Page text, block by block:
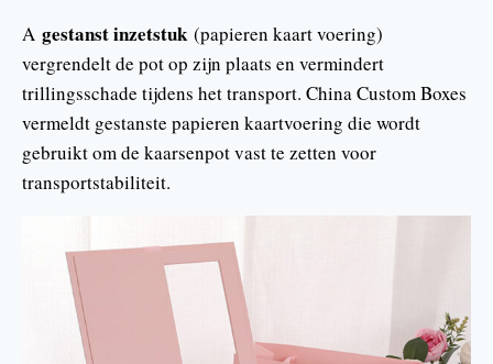
A gestanst inzetstuk(papieren kaart voering)
vergrendelt de pot op zijn plaats en vermindert
trillingsschade tijdens het transport. China Custom Boxes
vermeldt gestanste papieren kaartvoering die wordt
gebruikt om de kaarsenpot vast te zetten voor
transportstabiliteit.